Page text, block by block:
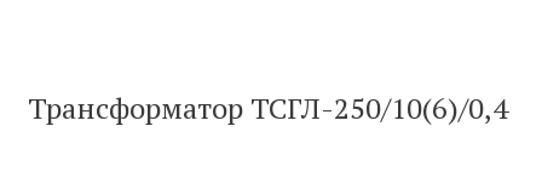
Трансформатор ТСГЛ-250/10(6)/0,4